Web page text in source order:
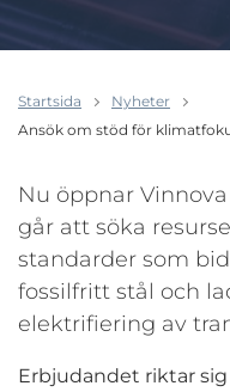
Startsida
Nyheter
Ansök om stöd för
Nu öppnar
går att söka
standarder som
fossilfritt stål och
elektrifiering av
Erbjudandet riktar